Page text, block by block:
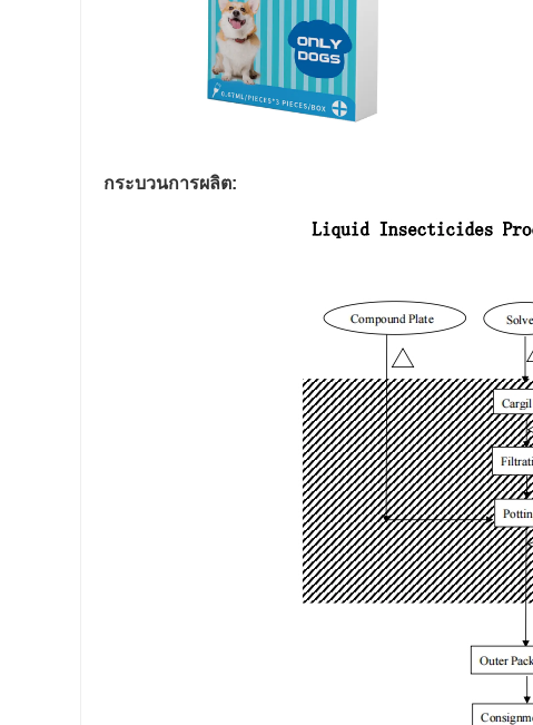
กระบวนการผลิต: